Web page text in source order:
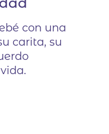
con una
carita, su